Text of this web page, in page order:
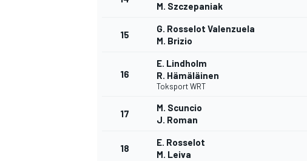
M. Szczepaniak
15
G. Rosselot Valenzuela
M. Brizio
16
E. Lindholm
R. Hämäläinen
Toksport WRT
17
M. Scuncio
J. Roman
18
E. Rosselot
M. Leiva